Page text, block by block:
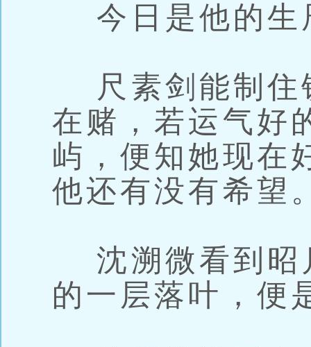
今日是他的生
尺素剑能制住
在赌，若运气好
屿，便知她现在
他还有没有希望
沈溯微看到昭
的一层落叶，便